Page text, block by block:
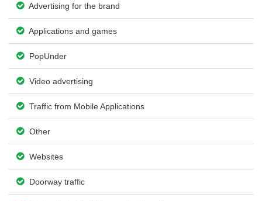
Advertising for the brand
Applications and games
PopUnder
Video advertising
Traffic from Mobile Applications
Other
Websites
Doorway traffic